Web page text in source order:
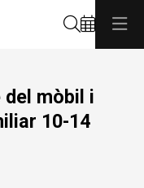
del mòbil i
10-14